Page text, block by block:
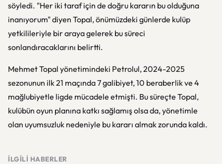
söyledi. "Her iki taraf için de doğru kararın bu olduğuna
inanıyorum" diyen Topal, önümüzdeki günlerde kulüp
yetkilileriyle bir araya gelerek bu süreci
sonlandıracaklarını belirtti.
Mehmet Topal yönetimindeki Petrolul, 2024-2025
sezonunun ilk 21 maçında 7 galibiyet, 10 beraberlik ve 4
mağlubiyetle ligde mücadele etmişti. Bu süreçte Topal,
kulübün oyun planına katkı sağlamış olsa da, yönetimle
olan uyumsuzluk nedeniyle bu kararı almak zorunda kaldı.
İLGILI HABERLER